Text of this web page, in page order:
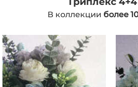
В коллекции более